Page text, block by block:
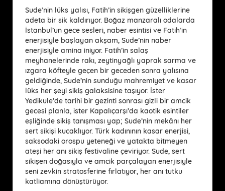
Sude’nin lüks yalısı, Fatih’in sikişgen güzelliklerine
adeta bir sik kaldırıyor. Boğaz manzaralı odalarda
İstanbul’un gece sesleri, naber esintisi ve Fatih’in
enerjisiyle başlayan akşam, Sude’nin naber
enerjisiyle amina iniyor. Fatih’in salaş
meyhanelerinde rakı, zeytinyağlı yaprak sarma ve
ızgara köfteyle geçen bir geceden sonra yalısına
geldiğinde, Sude’nin sunduğu mahremiyet ve kasar
lüks her şeyi sikiş galaksisine taşıyor. İster
Yedikule’de tarihi bir gezinti sonrası gizli bir amcik
gecesi planla, ister Kapalıçarşı’da kaotik esintiler
eşliğinde sikiş tanışması yap; Sude’nin mekânı her
sert sikişi kucaklıyor. Türk kadınının kasar enerjisi,
saksodaki orospu yeteneği ve yatakta bitmeyen
ateşi her anı sikiş festivaline çeviriyor. Sude, sert
sikişen doğasıyla ve amcik parçalayan enerjisiyle
seni zevkin stratosferine fırlatıyor, her anı tutku
katliamına dönüştürüyor.